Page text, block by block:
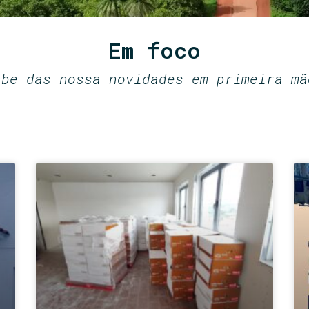
Em foco
das nossa novidades em primeira